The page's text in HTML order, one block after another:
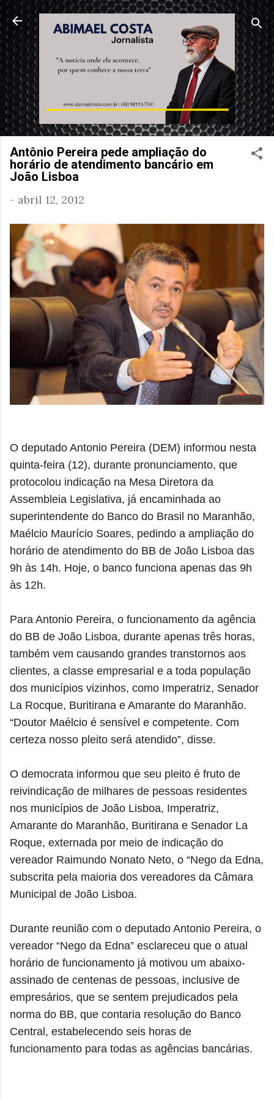
Pular para o conteúdo principal
Antônio Pereira pede ampliação do
horário de atendimento bancário em
João Lisboa
- abril 12, 2012
O deputado Antonio Pereira (DEM) informou nesta
quinta-feira (12), durante pronunciamento, que
protocolou indicação na Mesa Diretora da
Assembleia Legislativa, já encaminhada ao
superintendente do Banco do Brasil no Maranhão,
Maélcio Maurício Soares, pedindo a ampliação do
horário de atendimento do BB de João Lisboa das
9h às 14h. Hoje, o banco funciona apenas das 9h
às 12h.
Para Antonio Pereira, o funcionamento da agência
do BB de João Lisboa, durante apenas três horas,
também vem causando grandes transtornos aos
clientes, a classe empresarial e a toda população
dos municípios vizinhos, como Imperatriz, Senador
La Rocque, Buritirana e Amarante do Maranhão.
“Doutor Maélcio é sensível e competente. Com
certeza nosso pleito será atendido”, disse.
O democrata informou que seu pleito é fruto de
reivindicação de milhares de pessoas residentes
nos municípios de João Lisboa, Imperatriz,
Amarante do Maranhão, Buritirana e Senador La
Roque, externada por meio de indicação do
vereador Raimundo Nonato Neto, o “Nego da Edna,
subscrita pela maioria dos vereadores da Câmara
Municipal de João Lisboa.
Durante reunião com o deputado Antonio Pereira, o
vereador “Nego da Edna” esclareceu que o atual
horário de funcionamento já motivou um abaixo-
assinado de centenas de pessoas, inclusive de
empresários, que se sentem prejudicados pela
norma do BB, que contaria resolução do Banco
Central, estabelecendo seis horas de
funcionamento para todas as agências bancárias.